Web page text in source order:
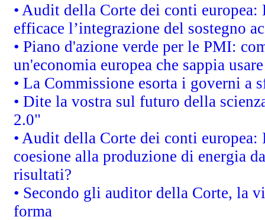
• Audit della Corte dei conti
efficace l’integrazione del sostegno
• Piano d'azione verde per le PMI:
un'economia europea che sappia
• La Commissione esorta i governi
• Dite la vostra sul futuro della
2.0"
• Audit della Corte dei conti
coesione alla produzione di energia
risultati?
• Secondo gli auditor della Corte, la
forma